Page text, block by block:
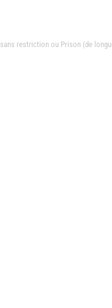
sans restriction ou Prison (de